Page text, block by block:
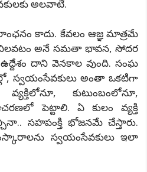
అలవాటే.
కాదు. కేవలం ఆజ్ఞ మాత్రమే
అనే సమతా భావన, సోదర
దాని వెనకాల వుంది. సంఘ
స్వయంసేవకులు అంతా ఒకటిగా
కుటుంబంలోనూ,
పెట్టాలి. ఏ కులం వ్యక్తి
సహపంక్తి భోజనమే చేస్తారు.
స్వయంసేవకులు ఇలా